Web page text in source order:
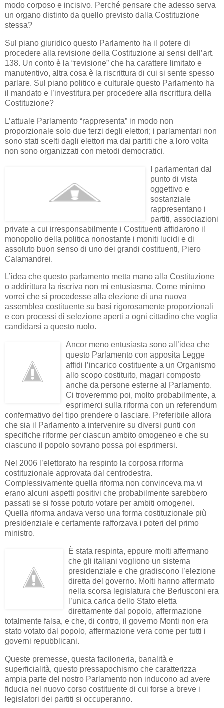
modo corposo e incisivo. Perché pensare che adesso serva
un organo distinto da quello previsto dalla Costituzione
stessa?
Sul piano giuridico questo Parlamento ha il potere di
procedere alla revisione della Costituzione ai sensi dell’art.
138. Un conto è la “revisione” che ha carattere limitato e
manutentivo, altra cosa è la riscrittura di cui si sente spesso
parlare. Sul piano politico e culturale questo Parlamento ha
il mandato e l’investitura per procedere alla riscrittura della
Costituzione?
L’attuale Parlamento “rappresenta” in modo non
proporzionale solo due terzi degli elettori; i parlamentari non
sono stati scelti dagli elettori ma dai partiti che a loro volta
non sono organizzati con metodi democratici.
I parlamentari dal
punto di vista
oggettivo e
sostanziale
rappresentano i
partiti, associazioni
private a cui irresponsabilmente i Costituenti affidarono il
monopolio della politica nonostante i moniti lucidi e di
assoluto buon senso di uno dei grandi costituenti, Piero
Calamandrei.
L’idea che questo parlamento metta mano alla Costituzione
o addirittura la riscriva non mi entusiasma. Come minimo
vorrei che si procedesse alla elezione di una nuova
assemblea costituente su basi rigorosamente proporzionali
e con processi di selezione aperti a ogni cittadino che voglia
candidarsi a questo ruolo.
Ancor meno entusiasta sono all’idea che
questo Parlamento con apposita Legge
affidi l’incarico costituente a un Organismo
allo scopo costituito, magari composto
anche da persone esterne al Parlamento.
Ci troveremmo poi, molto probabilmente, a
esprimerci sulla riforma con un referendum
confermativo del tipo prendere o lasciare. Preferibile allora
che sia il Parlamento a intervenire su diversi punti con
specifiche riforme per ciascun ambito omogeneo e che su
ciascuno il popolo sovrano possa poi esprimersi.
Nel 2006 l’elettorato ha respinto la corposa riforma
costituzionale approvata dal centrodestra.
Complessivamente quella riforma non convinceva ma vi
erano alcuni aspetti positivi che probabilmente sarebbero
passati se si fosse potuto votare per ambiti omogenei.
Quella riforma andava verso una forma costituzionale più
presidenziale e certamente rafforzava i poteri del primo
ministro.
È stata respinta, eppure molti affermano
che gli italiani vogliono un sistema
presidenziale e che gradiscono l’elezione
diretta del governo. Molti hanno affermato
nella scorsa legislatura che Berlusconi era
l’unica carica dello Stato eletta
direttamente dal popolo, affermazione
totalmente falsa, e che, di contro, il governo Monti non era
stato votato dal popolo, affermazione vera come per tutti i
governi repubblicani.
Queste premesse, questa faciloneria, banalità e
superficialità, questo pressapochismo che caratterizza
ampia parte del nostro Parlamento non inducono ad avere
fiducia nel nuovo corso costituente di cui forse a breve i
legislatori dei partiti si occuperanno.